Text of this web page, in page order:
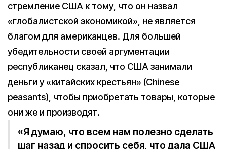
стремление США к тому, что он назвал
«глобалистской экономикой», не является
благом для американцев. Для большей
убедительности своей аргументации
республиканец сказал, что США занимали
деньги у «китайских крестьян» (Chinese
peasants), чтобы приобретать товары, которые
они же и производят.
«Я думаю, что всем нам полезно сделать
шаг назад и спросить себя, что дала США